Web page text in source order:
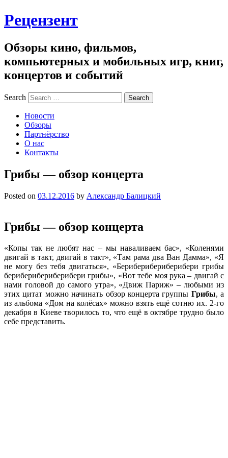
Рецензент
Обзоры кино, фильмов,
компьютерных и мобильных игр, книг,
концертов и событий
Search
Новости
Обзоры
Партнёрство
О нас
Контакты
Грибы — обзор концерта
Posted on 03.12.2016 by Александр Балицкий
Грибы — обзор концерта
«Копы так не любят нас – мы наваливаем бас», «Коленями
двигай в такт, двигай в такт», «Там рама два Ван Дамма», «Я
не могу без тебя двигаться», «Бериберибериберибери грибы
бериберибериберибери грибы», «Вот тебе моя рука – двигай с
нами головой до самого утра», «Движ Париж» – любыми из
этих цитат можно начинать обзор концерта группы Грибы, а
из альбома «Дом на колёсах» можно взять ещё сотню их. 2-го
декабря в Киеве творилось то, что ещё в октябре трудно было
себе представить.